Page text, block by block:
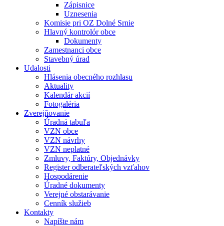
Zápisnice
Uznesenia
Komisie pri OZ Dolné Srnie
Hlavný kontrolór obce
Dokumenty
Zamestnanci obce
Stavebný úrad
Udalosti
Hlásenia obecného rozhlasu
Aktuality
Kalendár akcií
Fotogaléria
Zverejňovanie
Úradná tabuľa
VZN obce
VZN návrhy
VZN neplatné
Zmluvy, Faktúry, Objednávky
Register odberateľských vzťahov
Hospodárenie
Úradné dokumenty
Verejné obstarávanie
Cenník služieb
Kontakty
Napíšte nám